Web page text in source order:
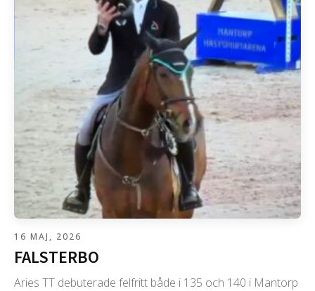
16 MAJ, 2026
FALSTERBO
Aries TT debuterade felfritt både i 135 och 140 i Mantorp